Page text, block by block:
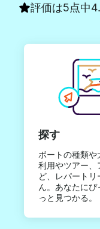
評価は5点中
探す
ボートの種類
利用やツアー、
ど、レパートリ
ん。あなたにぴ
っと見つかる。